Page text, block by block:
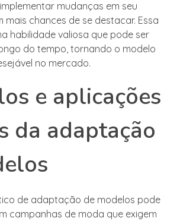
mudanças em seu
mais chances de se destacar. Essa
habilidade valiosa que pode ser
do tempo, tornando o modelo
no mercado.
e aplicações
da adaptação
de adaptação de modelos pode
campanhas de moda que exigem